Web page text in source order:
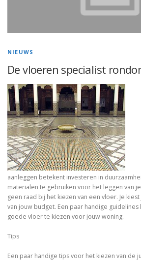
NIEUWS
De vloeren specialist
aanleggen betekent investeren in
materialen te gebruiken voor het leggen van
geen raad bij het kiezen van een vloer. Je
van jouw budget. Een paar handige
goede vloer te kiezen voor jouw woning.
Tips
Een paar handige tips voor het kiezen van de